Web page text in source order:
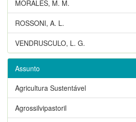
MORALES, M. M.
ROSSONI, A. L.
VENDRUSCULO, L. G.
Assunto
Agricultura Sustentável
Agrossilvipastoril